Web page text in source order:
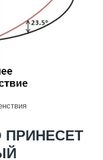
ПРИНЕСЕТ